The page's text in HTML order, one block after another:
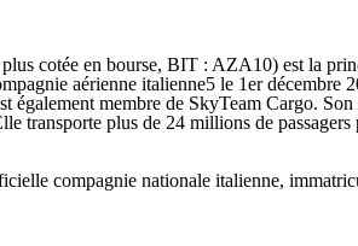
cotée en bourse, BIT : AZA10) est la
aérienne italienne5 le 1er décembre
également membre de SkyTeam Cargo.
transporte plus de 24 millions de passagers
compagnie nationale italienne,